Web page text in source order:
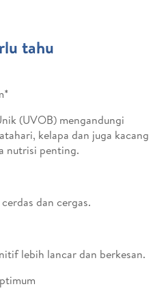
tahu
(UVOB) mengandungi
kelapa dan juga kacang
nutrisi penting.
dan cergas.
lebih lancar dan berkesan.